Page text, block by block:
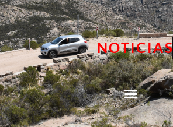
NOTICIAS